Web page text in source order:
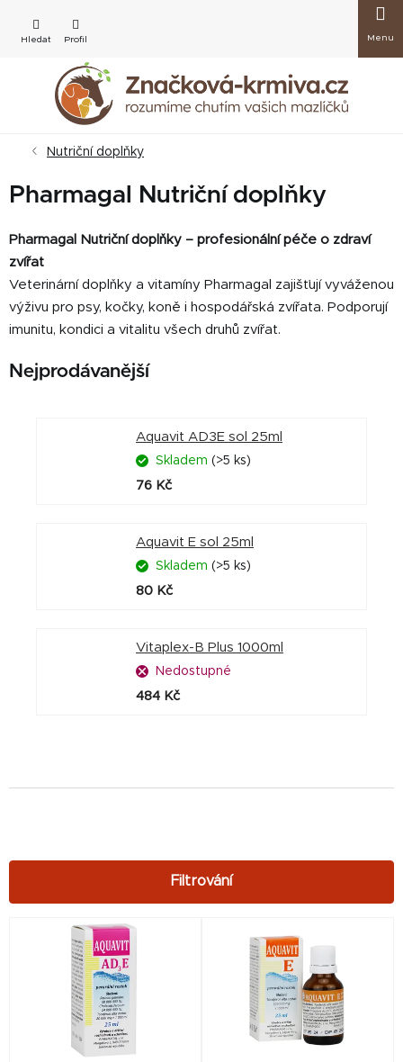
obsah
košík
Nutriční doplňky
Pharmagal Nutriční doplňky
Pharmagal Nutriční doplňky – profesionální péče o zdraví
zvířat
Veterinární doplňky a vitamíny Pharmagal zajišťují vyváženou
výživu pro psy, kočky, koně i hospodářská zvířata. Podporují
imunitu, kondici a vitalitu všech druhů zvířat.
Nejprodávanější
Aquavit AD3E sol 25ml
Skladem (>5 ks)
76 Kč
Aquavit E sol 25ml
Skladem (>5 ks)
80 Kč
Vitaplex-B Plus 1000ml
Nedostupné
484 Kč